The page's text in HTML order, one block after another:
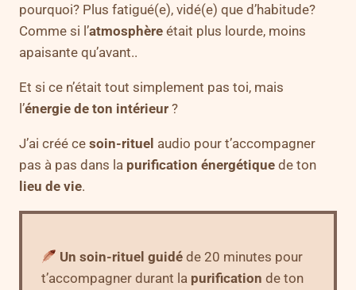
pourquoi? Plus fatigué(e), vidé(e) que d’habitude?
Comme si l’atmosphère était plus lourde, moins
apaisante qu’avant..
Et si ce n’était tout simplement pas toi, mais
l’énergie de ton intérieur ?
J’ai créé ce soin-rituel audio pour t’accompagner
pas à pas dans la purification énergétique de ton
lieu de vie.
Un soin-rituel guidé de 20 minutes pour
t’accompagner durant la purification de ton